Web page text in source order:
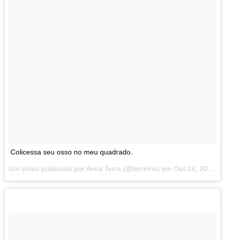
Colicessa seu osso no meu quadrado.
Um vídeo publicado por Anna Terra (@terrinha) em Out 24, 2014 at 4:29 PDT